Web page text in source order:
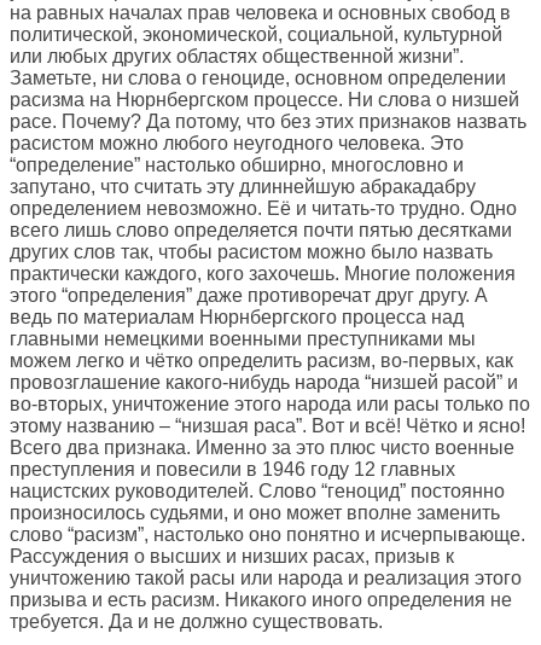
на равных началах прав человека и основных свобод в
политической, экономической, социальной, культурной
или любых других областях общественной жизни”.
Заметьте, ни слова о геноциде, основном определении
расизма на Нюрнбергском процессе. Ни слова о низшей
расе. Почему? Да потому, что без этих признаков назвать
расистом можно любого неугодного человека. Это
“определение” настолько обширно, многословно и
запутано, что считать эту длиннейшую абракадабру
определением невозможно. Её и читать-то трудно. Одно
всего лишь слово определяется почти пятью десятками
других слов так, чтобы расистом можно было назвать
практически каждого, кого захочешь. Многие положения
этого “определения” даже противоречат друг другу. А
ведь по материалам Нюрнбергского процесса над
главными немецкими военными преступниками мы
можем легко и чётко определить расизм, во-первых, как
провозглашение какого-нибудь народа “низшей расой” и
во-вторых, уничтожение этого народа или расы только по
этому названию – “низшая раса”. Вот и всё! Чётко и ясно!
Всего два признака. Именно за это плюс чисто военные
преступления и повесили в 1946 году 12 главных
нацистских руководителей. Слово “геноцид” постоянно
произносилось судьями, и оно может вполне заменить
слово “расизм”, настолько оно понятно и исчерпывающе.
Рассуждения о высших и низших расах, призыв к
уничтожению такой расы или народа и реализация этого
призыва и есть расизм. Никакого иного определения не
требуется. Да и не должно существовать.